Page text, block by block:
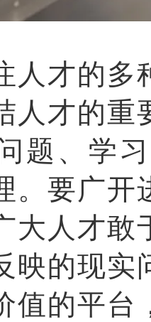
才的多
人才的重
题、学
。要广开
大人才敢
映的现实
值的平